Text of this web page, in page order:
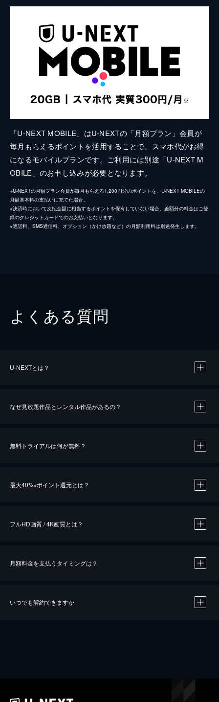
「U-NEXT MOBILE」はU-NEXTの「月額プラン」会員が
毎月もらえるポイントを活用することで、スマホ代がお得
になるモバイルプランです。ご利用には別途「U-NEXT M
OBILE」のお申し込みが必要となります。
※U-NEXTの月額プラン会員が毎月もらえる1,200円分のポイントを、U-NEXT MOBILEの
月額基本料の支払いに充てた場合。
※決済時において支払金額に相当するポイントを保有していない場合、差額分の料金はご登
録のクレジットカードでのお支払いとなります。
※通話料、SMS通信料、オプション（かけ放題など）の月額利用料は別途発生します。
よくある質問
U-NEXTとは？
なぜ見放題作品とレンタル作品があるの？
無料トライアルは何が無料？
最大40%※ポイント還元とは？
※40％ポイント還元の対象は、クレジットカード決済による作品の購入 / レンタルです。
iOSアプリのUコイン決済による作品の購入 / レンタルは、20％のポイント還元です。
フルHD画質 / 4K画質とは？
月額料金を支払うタイミングは？
いつでも解約できますか